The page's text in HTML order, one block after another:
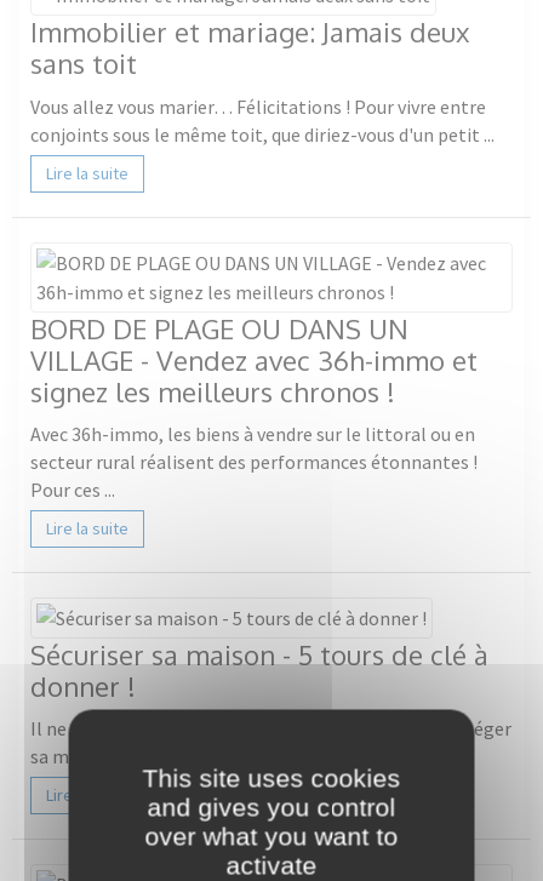
Immobilier et mariage: Jamais deux
sans toit
Vous allez vous marier… Félicitations ! Pour vivre entre
conjoints sous le même toit, que diriez-vous d'un petit ...
Lire la suite
BORD DE PLAGE OU DANS UN
VILLAGE - Vendez avec 36h-immo et
signez les meilleurs chronos !
Avec 36h-immo, les biens à vendre sur le littoral ou en
secteur rural réalisent des performances étonnantes !
Pour ces ...
Lire la suite
Sécuriser sa maison - 5 tours de clé à
donner !
Il ne suffit plus de donner un seul tour de clé pour protéger
sa maison. Il faut aussi recourir à certains systèmes ...
Lire la suite
This site uses cookies
and gives you control
over what you want to
activate